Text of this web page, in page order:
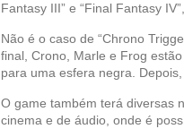
Fantasy III” e “Final Fantasy
Não é o caso de “Chrono
final, Crono, Marle e Frog
para uma esfera negra.
O game também terá diversas
cinema e de áudio, onde é